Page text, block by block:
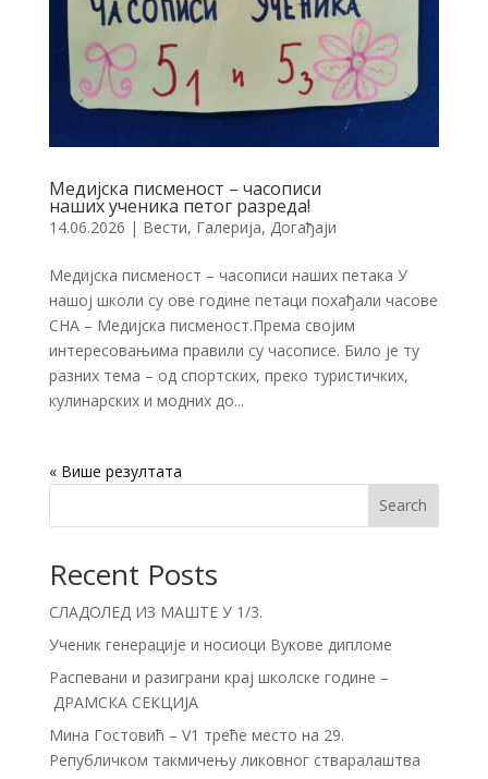
Медијска писменост – часописи
наших ученика петог разреда!
14.06.2026 | Вести, Галерија, Догађаји
Медијска писменост – часописи наших петака У
нашој школи су ове године петаци похађали часове
СНА – Медијска писменост.Према својим
интересовањима правили су часописе. Било је ту
разних тема – од спортских, преко туристичких,
кулинарских и модних до...
« Older Entries
Search
Recent Posts
СЛАДОЛЕД ИЗ МАШТЕ У 1/3.
Ученик генерације и носиоци Вукове дипломе
Распевани и разиграни крај школске године –
ДРАМСКА СЕКЦИЈА
Мина Гостовић – V1 треће место на 29.
Републичком такмичењу ликовног стваралаштва